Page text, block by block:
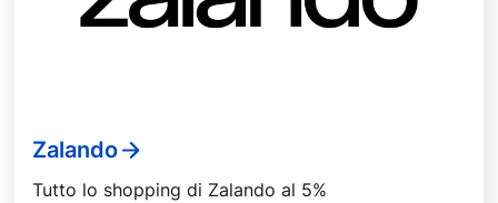
Zalando
Tutto lo shopping di Zalando al 5%